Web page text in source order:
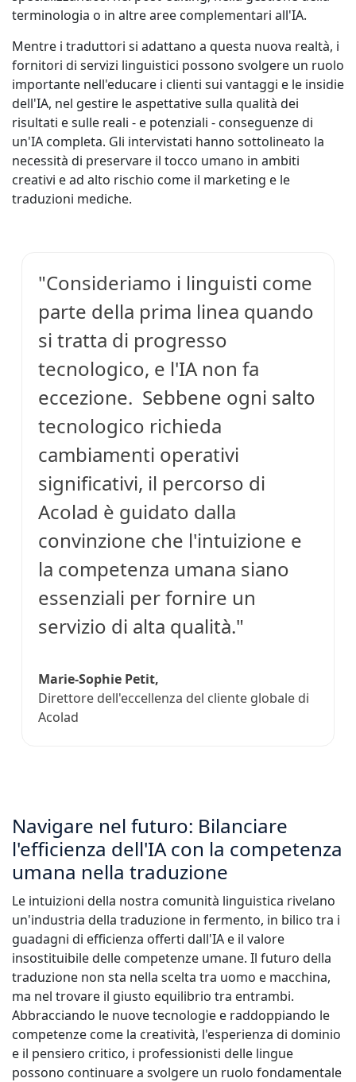
terminologia o in altre aree complementari all'IA.
Mentre i traduttori si adattano a questa nuova realtà, i
fornitori di servizi linguistici possono svolgere un ruolo
importante nell'educare i clienti sui vantaggi e le insidie
dell'IA, nel gestire le aspettative sulla qualità dei
risultati e sulle reali - e potenziali - conseguenze di
un'IA completa. Gli intervistati hanno sottolineato la
necessità di preservare il tocco umano in ambiti
creativi e ad alto rischio come il marketing e le
traduzioni mediche.
"Consideriamo i linguisti come
parte della prima linea quando
si tratta di progresso
tecnologico, e l'IA non fa
eccezione. Sebbene ogni salto
tecnologico richieda
cambiamenti operativi
significativi, il percorso di
Acolad è guidato dalla
convinzione che l'intuizione e
la competenza umana siano
essenziali per fornire un
servizio di alta qualità."
Marie-Sophie Petit,
Direttore dell'eccellenza del cliente globale di
Acolad
Navigare nel futuro: Bilanciare
l'efficienza dell'IA con la competenza
umana nella traduzione
Le intuizioni della nostra comunità linguistica rivelano
un'industria della traduzione in fermento, in bilico tra i
guadagni di efficienza offerti dall'IA e il valore
insostituibile delle competenze umane. Il futuro della
traduzione non sta nella scelta tra uomo e macchina,
ma nel trovare il giusto equilibrio tra entrambi.
Abbracciando le nuove tecnologie e raddoppiando le
competenze come la creatività, l'esperienza di dominio
e il pensiero critico, i professionisti delle lingue
possono continuare a svolgere un ruolo fondamentale